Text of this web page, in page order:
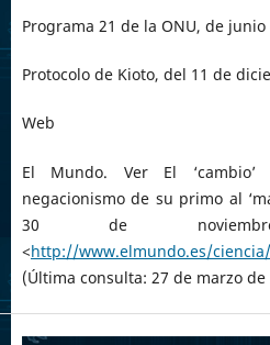
Programa 21 de la ONU, de junio
Protocolo de Kioto, del 11 de
Web
El Mundo. Ver El
negacionismo de su primo al
30 de
<http://www.elmundo.es/
(Última consulta: 27 de marzo de